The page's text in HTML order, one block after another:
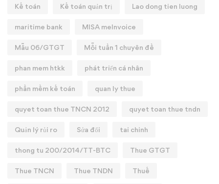
Kế toán Kế toán quản trị Lao dong tien luong
maritime bank MISA meInvoice
Mẫu 06/GTGT Mỗi tuần 1 chuyên đề
phan mem htkk phát triển cá nhân
phần mềm kế toán quan ly thue
quyet toan thue TNCN 2012 quyet toan thue tndn
Quản lý rủi ro Sửa đổi tai chinh
thong tu 200/2014/TT-BTC Thue GTGT
Thue TNCN Thue TNDN Thuế